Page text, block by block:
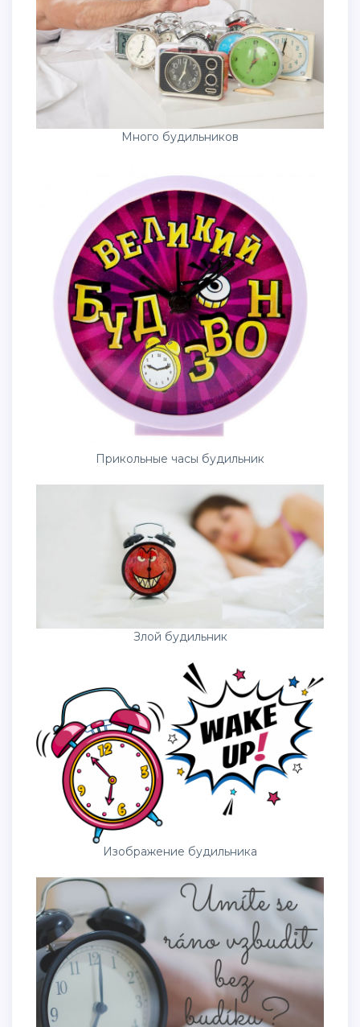
Много будильников
Прикольные часы будильник
Злой будильник
Изображение будильника